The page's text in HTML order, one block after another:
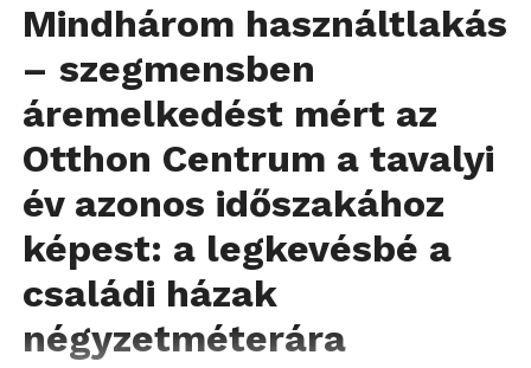
Mindhárom használtlakás
– szegmensben
áremelkedést mért az
Otthon Centrum a tavalyi
év azonos időszakához
képest: a legkevésbé a
családi házak
négyzetméterára